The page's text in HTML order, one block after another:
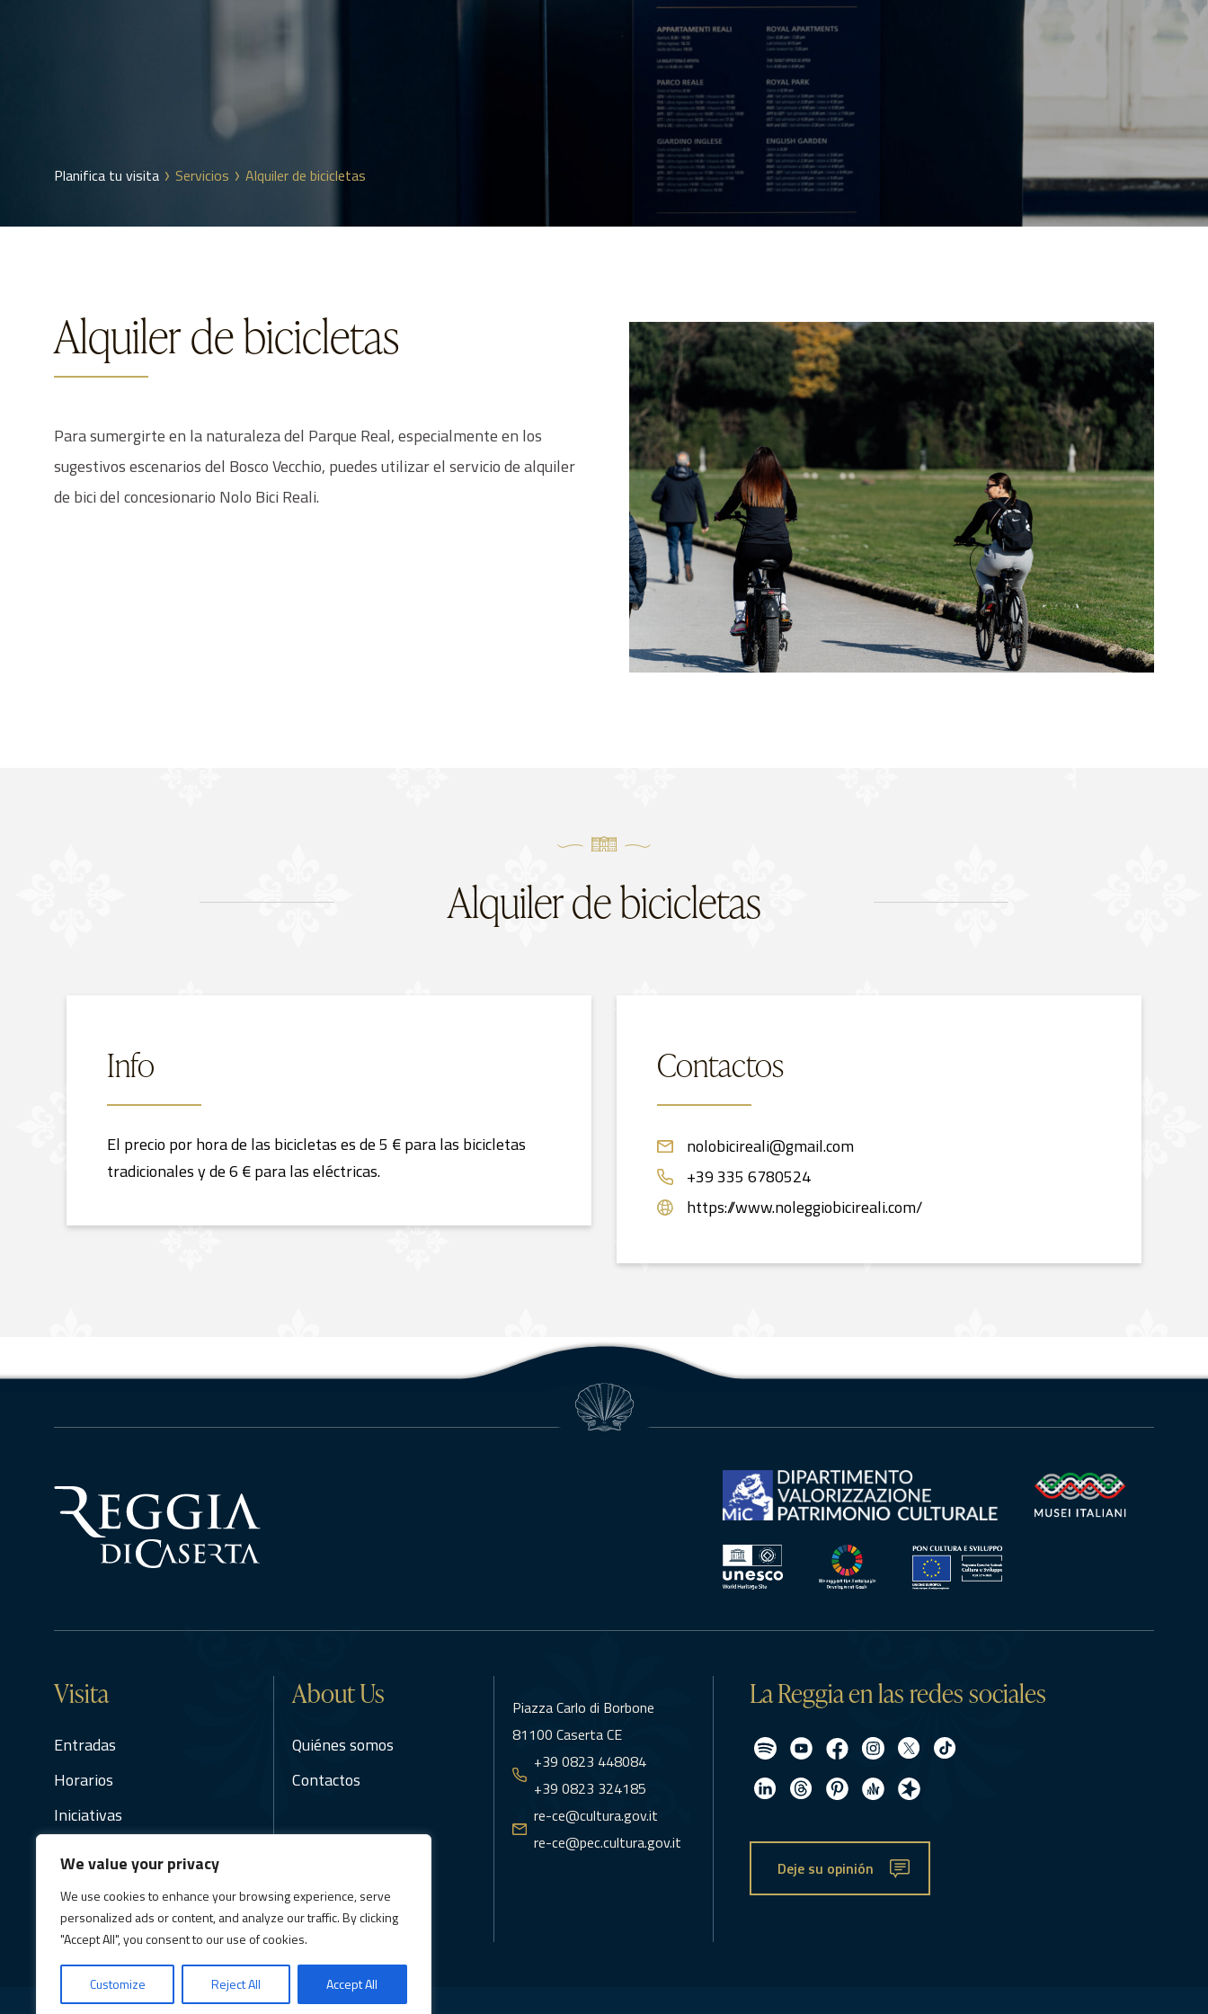
We value your privacy
We use cookies to enhance your browsing experience, serve
personalized ads or content, and analyze our traffic. By clicking
"Accept All", you consent to our use of cookies.
Customize Reject All Accept All
Planifica tu visita Servicios Alquiler de bicicletas
Alquiler de bicicletas
Para sumergirte en la naturaleza del Parque Real, especialmente en los
sugestivos escenarios del Bosco Vecchio, puedes utilizar el servicio de alquiler
de bici del concesionario Nolo Bici Reali.
Alquiler de bicicletas
Info
El precio por hora de las bicicletas es de 5 € para las bicicletas
tradicionales y de 6 € para las eléctricas.
Contactos
nolobicireali@gmail.com
+39 335 6780524
https://www.noleggiobicireali.com/
Visita
Entradas
Horarios
Iniciativas
Reglamento
About Us
Quiénes somos
Contactos
Piazza Carlo di Borbone
81100 Caserta CE
+39 0823 448084
+39 0823 324185
re-ce@cultura.gov.it
re-ce@pec.cultura.gov.it
La Reggia en las redes sociales
Deje su opinión